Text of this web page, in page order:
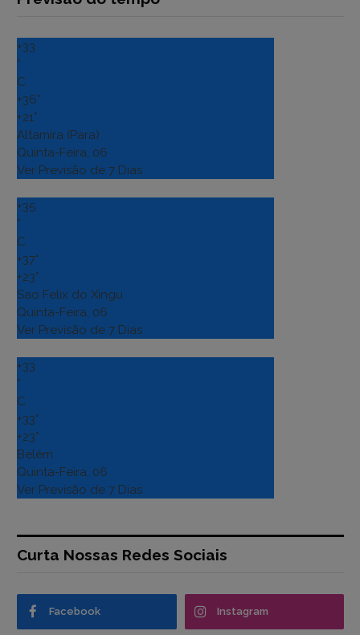
+33
°
C
+36°
+21°
Altamira (Para)
Quinta-Feira, 06
Ver Previsão de 7 Dias
+35
°
C
+37°
+23°
Sao Felix do Xingu
Quinta-Feira, 06
Ver Previsão de 7 Dias
+33
°
C
+33°
+23°
Belém
Quinta-Feira, 06
Ver Previsão de 7 Dias
Curta Nossas Redes Sociais
Facebook Instagram